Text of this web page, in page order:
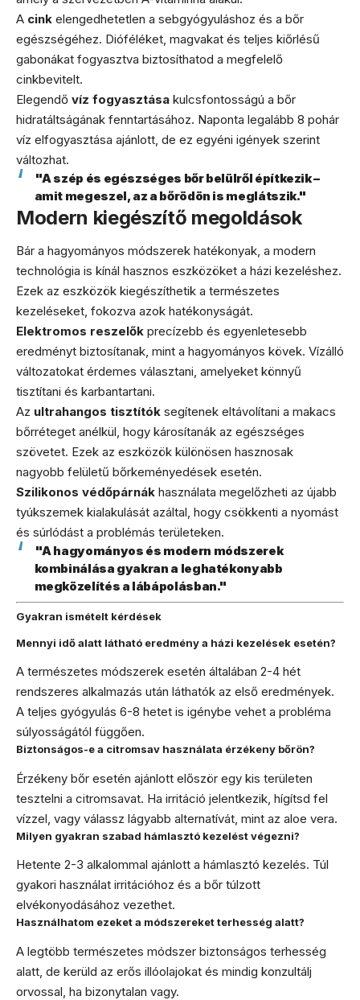
A cink elengedhetetlen a sebgyógyuláshoz és a bőr
egészségéhez. Dióféléket, magvakat és teljes kiőrlésű
gabonákat fogyasztva biztosíthatod a megfelelő
cinkbevitelt.
Elegendő víz fogyasztása kulcsfontosságú a bőr
hidratáltságának fenntartásához. Naponta legalább 8 pohár
víz elfogyasztása ajánlott, de ez egyéni igények szerint
változhat.
"A szép és egészséges bőr belülről építkezik –
amit megeszel, az a bőrödön is meglátszik."
Modern kiegészítő megoldások
Bár a hagyományos módszerek hatékonyak, a modern
technológia is kínál hasznos eszközöket a házi kezeléshez.
Ezek az eszközök kiegészíthetik a természetes
kezeléseket, fokozva azok hatékonyságát.
Elektromos reszelők precízebb és egyenletesebb
eredményt biztosítanak, mint a hagyományos kövek. Vízálló
változatokat érdemes választani, amelyeket könnyű
tisztítani és karbantartani.
Az ultrahangos tisztítók segítenek eltávolítani a makacs
bőrréteget anélkül, hogy károsítanák az egészséges
szövetet. Ezek az eszközök különösen hasznosak
nagyobb felületű bőrkeményedések esetén.
Szilikonos védőpárnák használata megelőzheti az újabb
tyúkszemek kialakulását azáltal, hogy csökkenti a nyomást
és súrlódást a problémás területeken.
"A hagyományos és modern módszerek
kombinálása gyakran a leghatékonyabb
megközelítés a lábápolásban."
Gyakran ismételt kérdések
Mennyi idő alatt látható eredmény a házi kezelések esetén?
A természetes módszerek esetén általában 2-4 hét
rendszeres alkalmazás után láthatók az első eredmények.
A teljes gyógyulás 6-8 hetet is igénybe vehet a probléma
súlyosságától függően.
Biztonságos-e a citromsav használata érzékeny bőrön?
Érzékeny bőr esetén ajánlott először egy kis területen
tesztelni a citromsavat. Ha irritáció jelentkezik, hígítsd fel
vízzel, vagy válassz lágyabb alternatívát, mint az aloe vera.
Milyen gyakran szabad hámlasztó kezelést végezni?
Hetente 2-3 alkalommal ajánlott a hámlasztó kezelés. Túl
gyakori használat irritációhoz és a bőr túlzott
elvékonyodásához vezethet.
Használhatom ezeket a módszereket terhesség alatt?
A legtöbb természetes módszer biztonságos terhesség
alatt, de kerüld az erős illóolajokat és mindig konzultálj
orvossal, ha bizonytalan vagy.